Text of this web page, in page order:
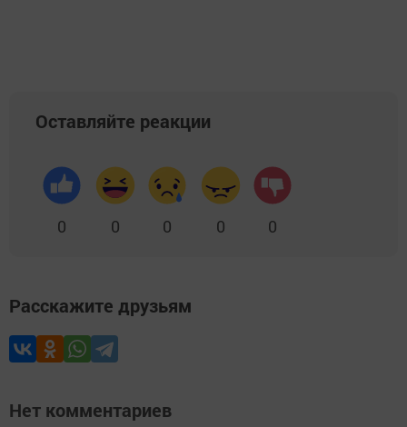
Оставляйте реакции
0 0 0 0 0
Расскажите друзьям
Нет комментариев